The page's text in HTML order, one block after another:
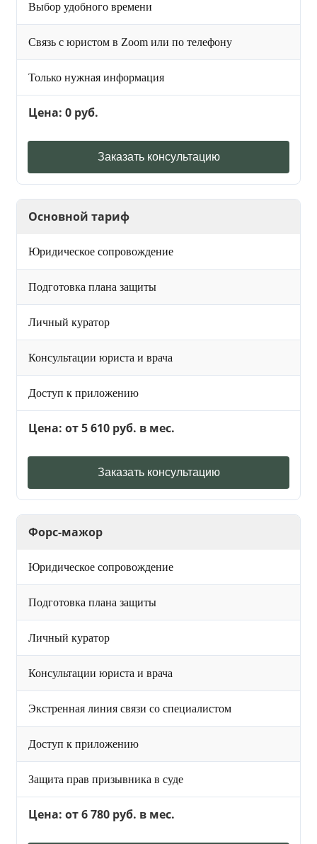
Выбор удобного времени
Связь с юристом в Zoom или по телефону
Только нужная информация
Цена: 0 руб.
Заказать консультацию
Основной тариф
Юридическое сопровождение
Подготовка плана защиты
Личный куратор
Консультации юриста и врача
Доступ к приложению
Цена: от 5 610 руб. в мес.
Заказать консультацию
Форс-мажор
Юридическое сопровождение
Подготовка плана защиты
Личный куратор
Консультации юриста и врача
Экстренная линия связи со специалистом
Доступ к приложению
Защита прав призывника в суде
Цена: от 6 780 руб. в мес.